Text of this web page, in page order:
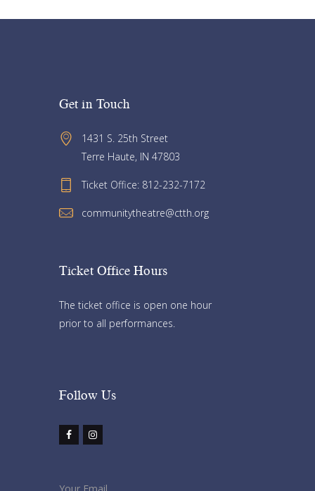
Get in Touch
1431 S. 25th Street
Terre Haute, IN 47803
Ticket Office: 812-232-7172
communitytheatre@ctth.org
Ticket Office Hours​
The ticket office is open one hour
prior to all performances.
Follow Us​